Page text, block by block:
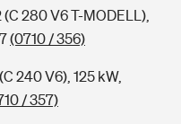
280 V6 T-MODELL),
(0710 / 356)
240 V6), 125 kW,
/ 357)